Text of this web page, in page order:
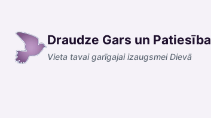
content
Draudze Gars un Patiesība
Vieta tavai garīgajai izaugsmei Dievā